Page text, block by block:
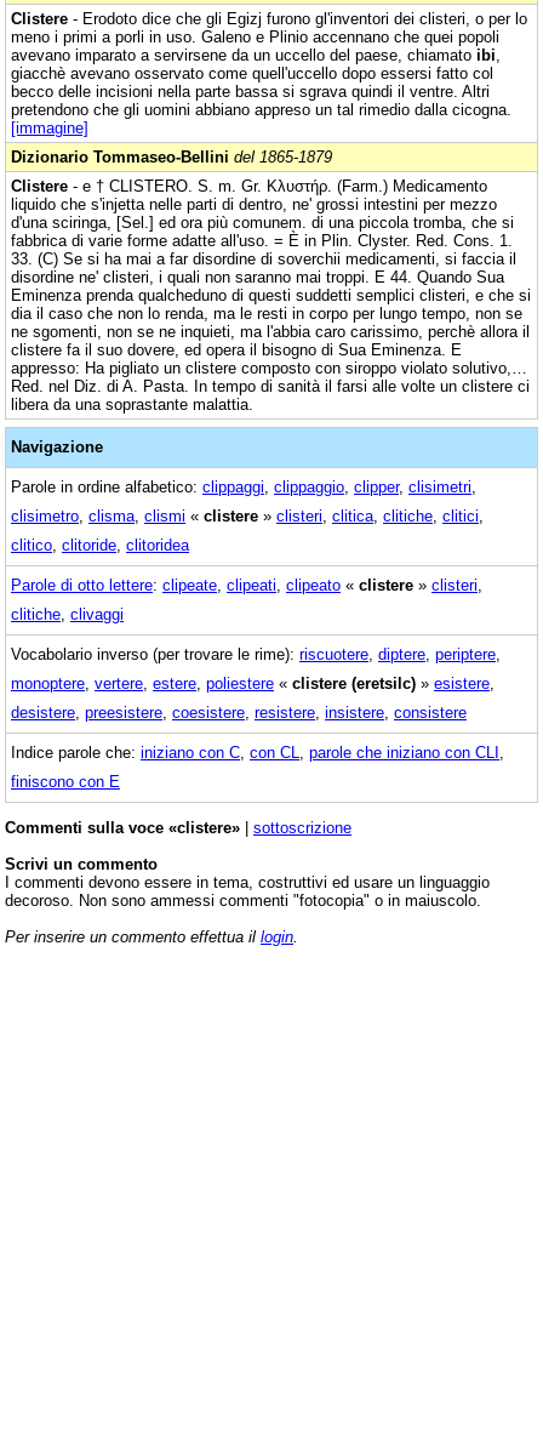
Clistere - Erodoto dice che gli Egizj furono gl'inventori dei clisteri, o per lo
meno i primi a porli in uso. Galeno e Plinio accennano che quei popoli
avevano imparato a servirsene da un uccello del paese, chiamato ibi
giacchè avevano osservato come quell'uccello dopo essersi fatto col
becco delle incisioni nella parte bassa si sgrava quindi il ventre. Altri
pretendono che gli uomini abbiano appreso un tal rimedio dalla cicogna.
[immagine]
Dizionario Tommaseo-Bellini del 1865-1879
Clistere - e † CLISTERO. S. m. Gr. Κλυστήρ. (Farm.) Medicamento
liquido che s'injetta nelle parti di dentro, ne' grossi intestini per mezzo
d'una sciringa, [Sel.] ed ora più comunem. di una piccola tromba, che si
fabbrica di varie forme adatte all'uso. = È in Plin. Clyster. Red. Cons. 1.
33. (C) Se si ha mai a far disordine di soverchii medicamenti, si faccia il
disordine ne' clisteri, i quali non saranno mai troppi. E 44. Quando Sua
Eminenza prenda qualcheduno di questi suddetti semplici clisteri, e che si
dia il caso che non lo renda, ma le resti in corpo per lungo tempo, non se
ne sgomenti, non se ne inquieti, ma l'abbia caro carissimo, perchè allora il
clistere fa il suo dovere, ed opera il bisogno di Sua Eminenza. E
appresso: Ha pigliato un clistere composto con siroppo violato solutivo,…
Red. nel Diz. di A. Pasta. In tempo di sanità il farsi alle volte un clistere ci
libera da una soprastante malattia.
Navigazione
Parole in ordine alfabetico: clippaggi clippaggio clipper, clisimetri
clisimetro clisma clismi « clistere » clisteri clitica clitiche clitici
clitico clitoride clitoridea
Parole di otto lettere: clipeate clipeati clipeato « clistere » clisteri
clitiche clivaggi
Vocabolario inverso (per trovare le rime): riscuotere diptere periptere
monoptere vertere estere poliestere « clistere (eretsilc) » esistere
desistere preesistere coesistere resistere insistere consistere
Indice parole che: iniziano con C con CL parole che iniziano con CLI
finiscono con E
Commenti sulla voce «clistere» | sottoscrizione
Scrivi un commento
I commenti devono essere in tema, costruttivi ed usare un linguaggio
decoroso. Non sono ammessi commenti "fotocopia" o in maiuscolo.
Per inserire un commento effettua il login